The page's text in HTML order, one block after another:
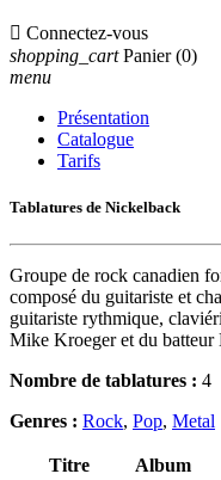
 Connectez-vous
shopping_cart Panier (0)
menu
Présentation
Catalogue
Tarifs
Tablatures de Nickelback
Groupe de rock canadien
composé du guitariste et
guitariste rythmique,
Mike Kroeger et du batteur
Nombre de tablatures : 4
Genres : Rock, Pop, Metal
Titre Album